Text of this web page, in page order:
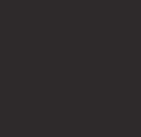
Оборудование для